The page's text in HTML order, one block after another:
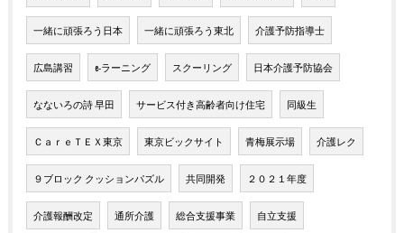
一緒に頑張ろう日本 一緒に頑張ろう東北 介護予防指導士
広島講習 e-ラーニング スクーリング 日本介護予防協会
なないろの詩 早田 サービス付き高齢者向け住宅 同級生
ＣａｒｅＴＥＸ東京 東京ビックサイト 青梅展示場 介護レク
９ブロック クッションパズル 共同開発 ２０２１年度
介護報酬改定 通所介護 総合支援事業 自立支援